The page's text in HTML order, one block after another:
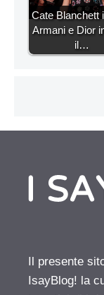
Cate Blanchett
Armani e Dior
il…
Il presente
IsayBlog! la